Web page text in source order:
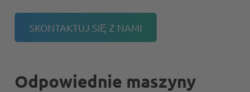
SKONTAKTUJ SIĘ Z NAMI
Odpowiednie maszyny